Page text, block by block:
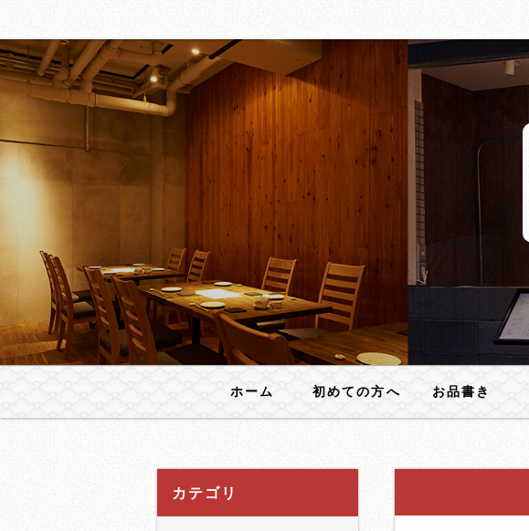
ホーム 初めての方へ お品書き
カテゴリ